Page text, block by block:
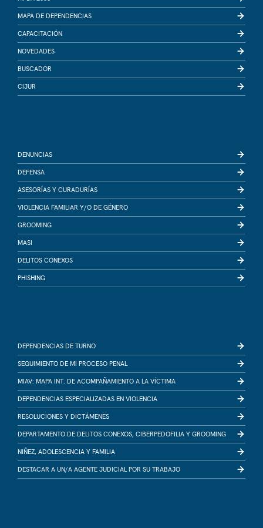
MAPA DE DEPENDENCIAS
CAPACITACIÓN
NOVEDADES
BUSCADOR
CIJUR
DENUNCIAS
DEFENSA
ASESORÍAS Y CURADURÍAS
VIOLENCIA FAMILIAR Y/O DE GÉNERO
GROOMING
MASI
DELITOS CONEXOS
PHISHING
DEPENDENCIAS DE TURNO
SEGUIMIENTO DE MI PROCESO PENAL
MIAV: MAPA INT. DE ACOMPAÑAMIENTO A LA VÍCTIMA
DEPENDENCIAS ESPECIALIZADAS EN VIOLENCIA
RESOLUCIONES Y DICTÁMENES
DEPARTAMENTO DE DELITOS CONEXOS, CIBERPEDOFILIA Y GROOMING
NIÑEZ, ADOLESCENCIA Y FAMILIA
DESTACAR A UN/A AGENTE JUDICIAL POR SU TRABAJO